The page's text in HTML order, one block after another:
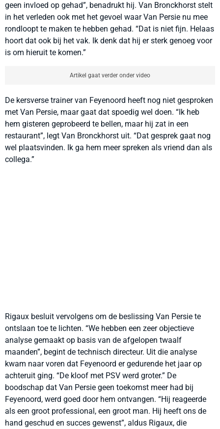
geen invloed op gehad”, benadrukt hij. Van Bronckhorst stelt
in het verleden ook met het gevoel waar Van Persie nu mee
rondloopt te maken te hebben gehad. “Dat is niet fijn. Helaas
hoort dat ook bij het vak. Ik denk dat hij er sterk genoeg voor
is om hieruit te komen.”
Artikel gaat verder onder video
De kersverse trainer van Feyenoord heeft nog niet gesproken
met Van Persie, maar gaat dat spoedig wel doen. “Ik heb
hem gisteren geprobeerd te bellen, maar hij zat in een
restaurant”, legt Van Bronckhorst uit. “Dat gesprek gaat nog
wel plaatsvinden. Ik ga hem meer spreken als vriend dan als
collega.”
Rigaux besluit vervolgens om de beslissing Van Persie te
ontslaan toe te lichten. “We hebben een zeer objectieve
analyse gemaakt op basis van de afgelopen twaalf
maanden”, begint de technisch directeur. Uit die analyse
kwam naar voren dat Feyenoord er gedurende het jaar op
achteruit ging. “De kloof met PSV werd groter.” De
boodschap dat Van Persie geen toekomst meer had bij
Feyenoord, werd goed door hem ontvangen. “Hij reageerde
als een groot professional, een groot man. Hij heeft ons de
hand geschud en succes gewenst”, aldus Rigaux, die